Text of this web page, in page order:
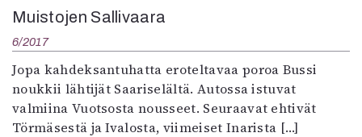
Muistojen Sallivaara
6/2017
Jopa kahdeksantuhatta eroteltavaa poroa Bussi
noukkii lähtijät Saariselältä. Autossa istuvat
valmiina Vuotsosta nousseet. Seuraavat ehtivät
Törmäsestä ja Ivalosta, viimeiset Inarista […]